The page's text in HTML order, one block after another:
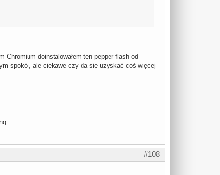
Chromium doinstalowałem ten pepper-flash od
spokój, ale ciekawe czy da się uzyskać coś więcej
#108